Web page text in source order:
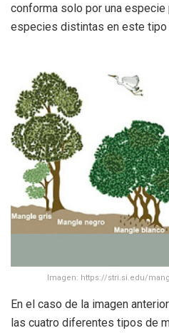
conforma solo por una especie
especies distintas en este tipo
Imagen: https://stri.si.edu/
En el caso de la imagen
las cuatro diferentes tipos de